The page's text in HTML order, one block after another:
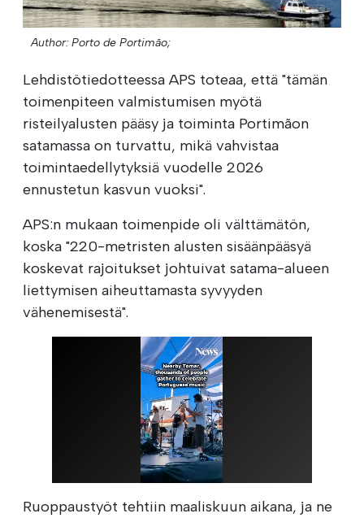
Author: Porto de Portimão;
Lehdistötiedotteessa APS toteaa, että "tämän
toimenpiteen valmistumisen myötä
risteilyalusten pääsy ja toiminta Portimãon
satamassa on turvattu, mikä vahvistaa
toimintaedellytyksiä vuodelle 2026
ennustetun kasvun vuoksi".
APS:n mukaan toimenpide oli välttämätön,
koska "220-metristen alusten sisäänpääsyä
koskevat rajoitukset johtuivat satama-alueen
liettymisen aiheuttamasta syvyyden
vähenemisestä".
Ruoppaustyöt tehtiin maaliskuun aikana, ja ne